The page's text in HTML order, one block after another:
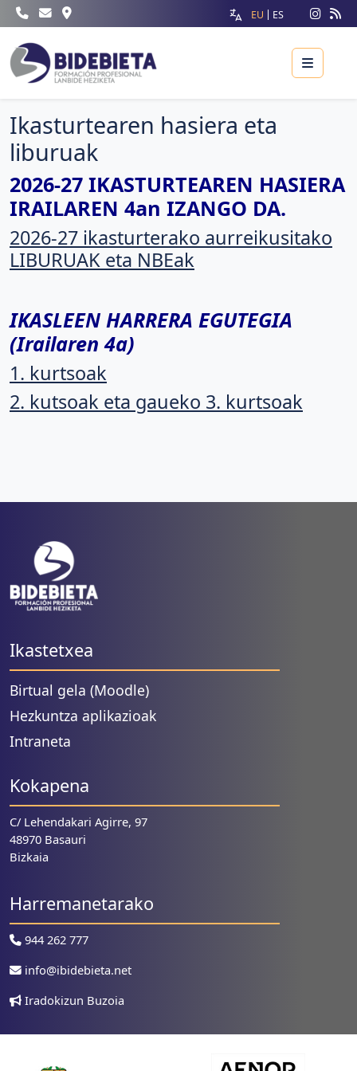
EU ES
Menu
Ikasturtearen hasiera eta
liburuak
2026-27 IKASTURTEAREN HASIERA
IRAILAREN 4an IZANGO DA.
2026-27 ikasturterako aurreikusitako
LIBURUAK eta NBEak
IKASLEEN HARRERA EGUTEGIA
(Irailaren 4a)
1. kurtsoak
2. kutsoak eta gaueko 3. kurtsoak
Ikastetxea
Birtual gela (Moodle)
Hezkuntza aplikazioak
Intraneta
Kokapena
C/ Lehendakari Agirre, 97
48970 Basauri
Bizkaia
Harremanetarako
944 262 777
info@ibidebieta.net
Iradokizun Buzoia